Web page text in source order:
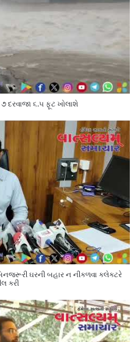
દરવાજા ૬.૫ ફૂટ ખોલાશે
ઘરની બહાર ન નીકળવા કલેક્ટરે
કરી